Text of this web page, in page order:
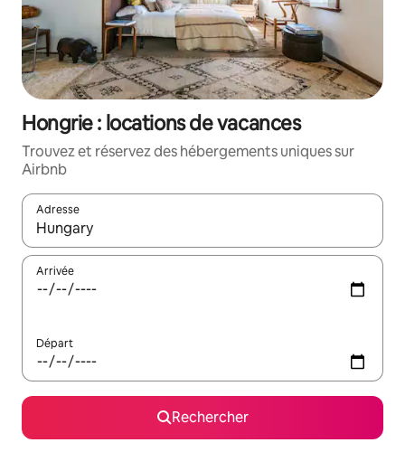
Hongrie : locations de vacances
Trouvez et réservez des hébergements uniques sur
Airbnb
Adresse
Lorsque les résultats s'affichent, utilisez les flèches vers le
Arrivée
Départ
Rechercher